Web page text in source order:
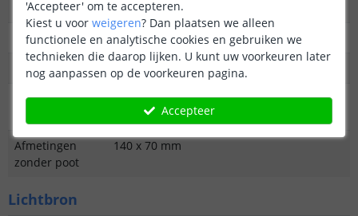
Vormgeving/stijl
Modern
Materiaal
Kunststof
Kleur
Zwart
Afmetingen met
140 x 200 mm
Afmetingen
zonder poot
140 x 70 mm
Lichtbron
'Accepteer' om te accepteren.
Kiest u voor weigeren? Dan plaatsen we alleen
functionele en analytische cookies en gebruiken we
technieken die daarop lijken. U kunt uw voorkeuren later
nog aanpassen op de voorkeuren pagina.
Accepteer